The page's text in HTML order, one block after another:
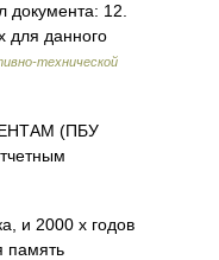
12.
для данного
технической
(ПБУ
и 2000 х годов
память